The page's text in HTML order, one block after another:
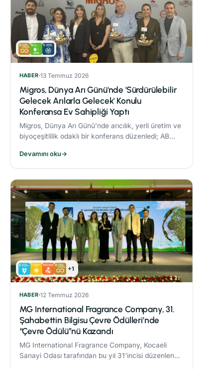
HABER 13 Temmuz 2026
Migros, Dünya Arı Günü'nde 'Sürdürülebilir
Gelecek Arılarla Gelecek' Konulu
Konferansa Ev Sahipliği Yaptı
Migros, Dünya Arı Günü’nde arıcılık, yerli üretim ve
biyoçeşitlilik odaklı bir konferans düzenledi; AB
çevre dostu üretim konuları ele alındı.
Devamını oku→
+1
HABER 12 Temmuz 2026
MG International Fragrance Company, 31.
Şahabettin Bilgisu Çevre Ödülleri’nde
“Çevre Ödülü”nü Kazandı
MG International Fragrance Company, Kocaeli
Sanayi Odası tarafından bu yıl 31’incisi düzenlenen